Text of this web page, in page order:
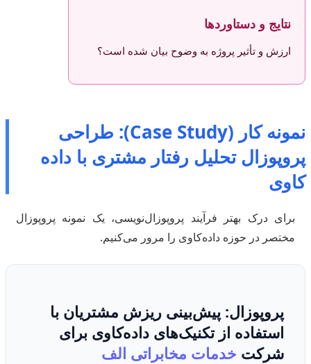
نتایج و دستاوردها
ارزش و تأثیر پروژه به وضوح بیان شده است؟
نمونه کار (Case Study): طراحی
پروپوزال تحلیل رفتار مشتری با داده
کاوی
برای درک بهتر فرآیند پروپوزال‌نویسی، یک نمونه پروپوزال
مختصر در حوزه داده‌کاوی را مرور می‌کنیم.
پروپوزال: پیش‌بینی ریزش مشتریان با
استفاده از تکنیک‌های داده‌کاوی برای
شرکت خدمات مخابراتی الف